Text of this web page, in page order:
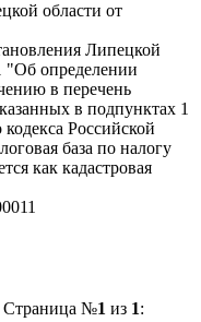
области от
Липецкой
"Об определении
в перечень
в подпунктах 1
Российской
база по налогу
как кадастровая
Страница №1 из 1: